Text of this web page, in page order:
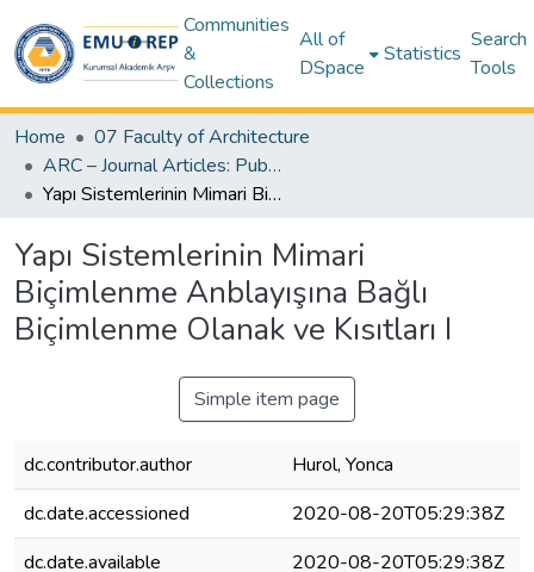
Communities
&
Collections
All of
DSpace
Statistics
Search
Tools
Home
07 Faculty of Architecture
ARC – Journal Articles: Publisher & Author Versions (Post-Print Author Versions) – Architecture
Yapı Sistemlerinin Mimari Biçimlenme Anblayışına Bağlı Biçimlenme Olanak ve Kısıtları I
Yapı Sistemlerinin Mimari
Biçimlenme Anblayışına Bağlı
Biçimlenme Olanak ve Kısıtları I
Simple item page
dc.contributor.author
Hurol, Yonca
dc.date.accessioned
2020-08-20T05:29:38Z
dc.date.available
2020-08-20T05:29:38Z